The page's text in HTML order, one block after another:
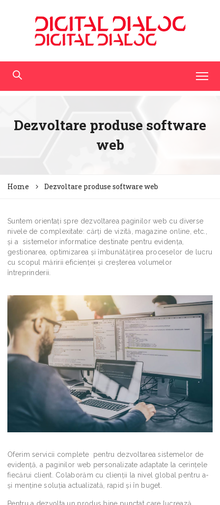
Dezvoltare produse software
web
Home Dezvoltare produse software web
Suntem orientaţi spre dezvoltarea paginilor web cu diverse
nivele de complexitate: cărți de vizită, magazine online, etc.,
şi a sistemelor informatice destinate pentru evidența,
gestionarea, optimizarea și îmbunătăţirea proceselor de lucru
cu scopul măririi eficienței și creșterea volumelor
întreprinderii.
Oferim servicii complete pentru dezvoltarea sistemelor de
evidență, a paginilor web personalizate adaptate la cerințele
fiecărui client. Colaborăm cu clienții la nivel global pentru a-
și menține soluția actualizată, rapid și în buget.
Pentru a dezvolta un produs bine punctat care lucrează